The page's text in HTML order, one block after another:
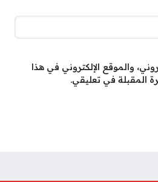
والموقع الإلكتروني في هذا
المقبلة في تعليقي.